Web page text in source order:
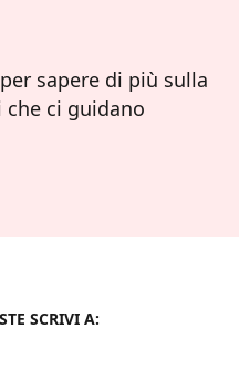
sapere di più sulla
ci guidano
SCRIVI A: